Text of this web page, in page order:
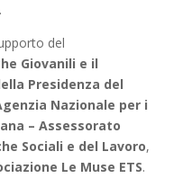
del
Giovanili e il
Presidenza del
Nazionale per i
– Assessorato
Sociali e del Lavoro,
Le Muse ETS.